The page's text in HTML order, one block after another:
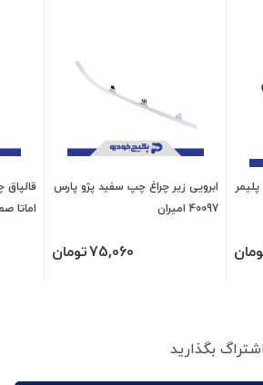
ابرویی زیر چراغ چپ سفید پژو پارس
40097 امیران
75,060تومان
اماتا
بگذارید